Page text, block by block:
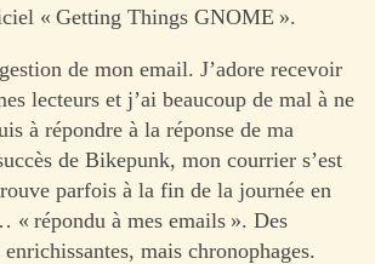
« Getting Things GNOME ».
de mon email. J’adore recevoir
lecteurs et j’ai beaucoup de mal à ne
à répondre à la réponse de ma
de Bikepunk, mon courrier s’est
parfois à la fin de la journée en
« répondu à mes emails ». Des
mais chronophages.